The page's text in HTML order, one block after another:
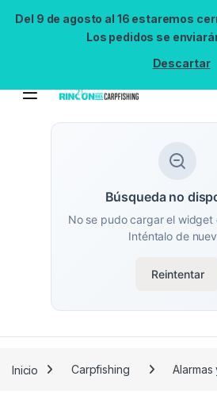
Del 9 de agosto al 16 estaremos
Los pedidos se
Descartar
Búsqueda no
No se pudo cargar el widget
Inténtalo de
Reintentar
Inicio Carpfishing